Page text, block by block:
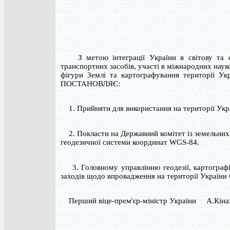
З метою інтеграції України в світову та
транспортних засобів, участі в міжнародних
фігури Землі та картографування території
ПОСТАНОВЛЯЄ:
1. Прийняти для використання на території
2. Покласти на Державний комітет із земельних
геодезичної системи координат WGS-84.
3. Головному управлінню геодезії,
заходів щодо впровадження на території
Перший віце-прем'єр-міністр України